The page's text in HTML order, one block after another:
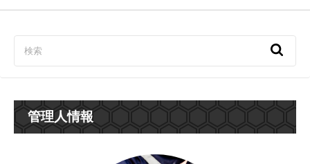
でつぶやくことがどうも向いていないようで。 何か語り
たいってなったとき、文字数が足りなくて一度につぶや
けないのです。フォロワー泣かせというか。 なので自分
にはブログが向いてるのかも、という単純な理由からは
じめました。 私とクラシックカーの出会い クラシックカ
ーと旅をこよなく愛する5…
管理人情報